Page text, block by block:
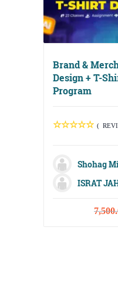
Brand &
Design + T-
Program
(
Shohag
ISRAT